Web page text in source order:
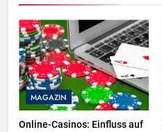
MAGAZIN
Online-Casinos: Einfluss auf